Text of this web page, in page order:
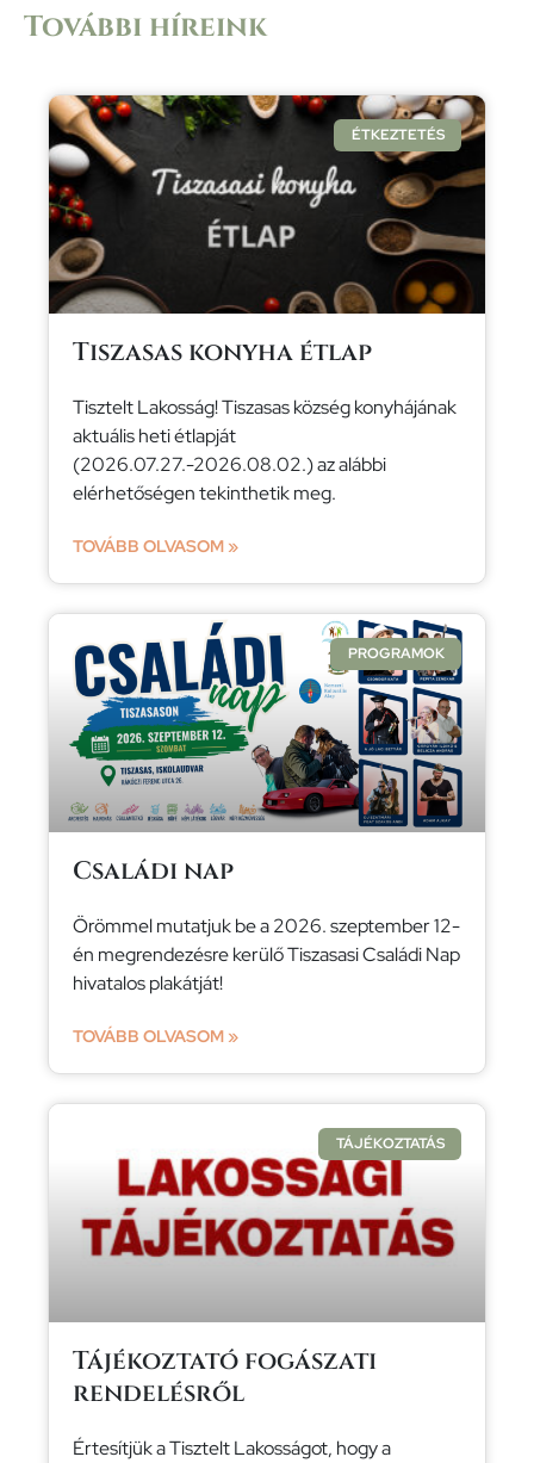
További híreink
ÉTKEZTETÉS
Tiszasas konyha étlap
Tisztelt Lakosság! Tiszasas község konyhájának
aktuális heti étlapját
(2026.07.27.-2026.08.02.) az alábbi
elérhetőségen tekinthetik meg.
TOVÁBB OLVASOM »
PROGRAMOK
Családi nap
Örömmel mutatjuk be a 2026. szeptember 12-
én megrendezésre kerülő Tiszasasi Családi Nap
hivatalos plakátját!
TOVÁBB OLVASOM »
TÁJÉKOZTATÁS
Tájékoztató fogászati
rendelésről
Értesítjük a Tisztelt Lakosságot, hogy a